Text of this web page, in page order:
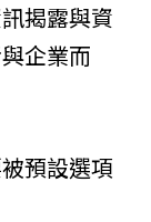
揭露與資
企業而
被預設選項